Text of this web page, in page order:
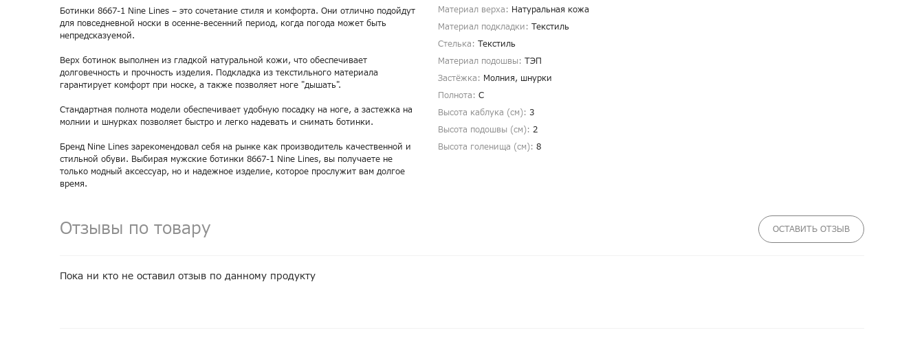
Ботинки 8667-1 Nine Lines – это сочетание стиля и комфорта. Они отлично подойдут
для повседневной носки в осенне-весенний период, когда погода может быть
непредсказуемой.
Верх ботинок выполнен из гладкой натуральной кожи, что обеспечивает
долговечность и прочность изделия. Подкладка из текстильного материала
гарантирует комфорт при носке, а также позволяет ноге "дышать".
Стандартная полнота модели обеспечивает удобную посадку на ноге, а застежка на
молнии и шнурках позволяет быстро и легко надевать и снимать ботинки.
Бренд Nine Lines зарекомендовал себя на рынке как производитель качественной и
стильной обуви. Выбирая мужские ботинки 8667-1 Nine Lines, вы получаете не
только модный аксессуар, но и надежное изделие, которое прослужит вам долгое
время.
Материал верха: Натуральная кожа
Материал подкладки: Текстиль
Стелька: Текстиль
Материал подошвы: ТЭП
Застёжка: Молния, шнурки
Полнота: С
Высота каблука (см): 3
Высота подошвы (см): 2
Высота голенища (cм): 8
Отзывы по товару ОСТАВИТЬ ОТЗЫВ
Пока ни кто не оставил отзыв по данному продукту